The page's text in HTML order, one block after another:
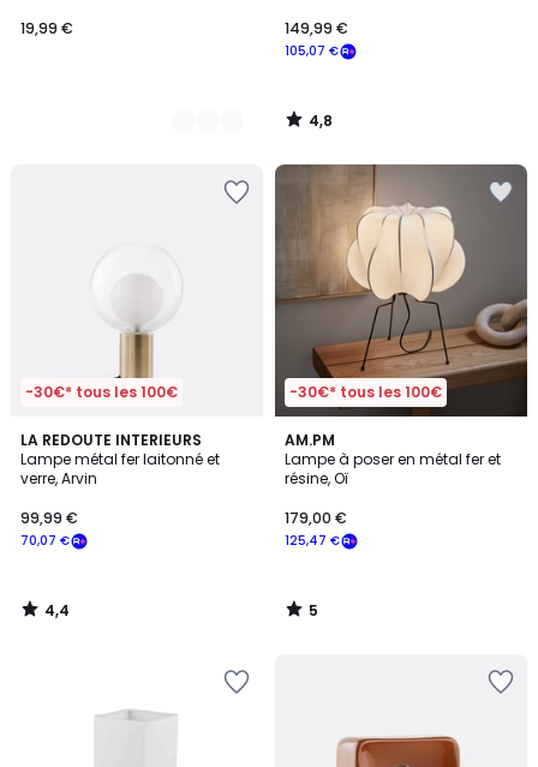
19,99 €
105,07 €
149,99 €
4,8
/
-30€* tous les 100€
LA REDOUTE INTERIEURS
Lampe métal fer laitonné et
verre, Arvin
70,07 €
99,99 €
4,4
/ 5
4,4
/
-30€* tous les 100€
AM.PM
Lampe à poser en métal fer et
résine, Oï
125,47 €
179,00 €
5
/
5
5
/